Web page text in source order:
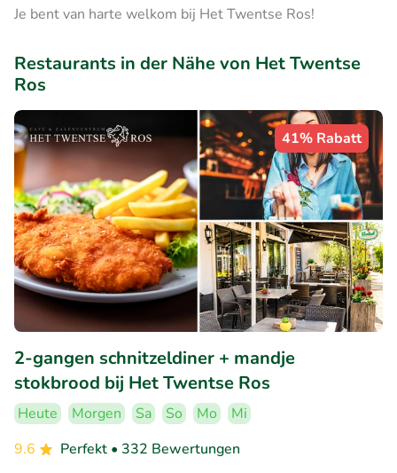
Je bent van harte welkom bij Het Twentse Ros!
Restaurants in der Nähe von Het Twentse
Ros
41% Rabatt
2-gangen schnitzeldiner + mandje
stokbrood bij Het Twentse Ros
Heute Morgen Sa So Mo
Mi
9.6
Perfekt • 332 Bewertungen